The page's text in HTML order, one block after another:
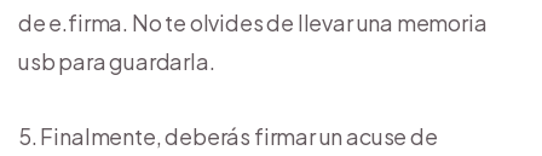
de e.firma. No te olvides de llevar una memoria
usb para guardarla.
Finalmente, deberás firmar un acuse de